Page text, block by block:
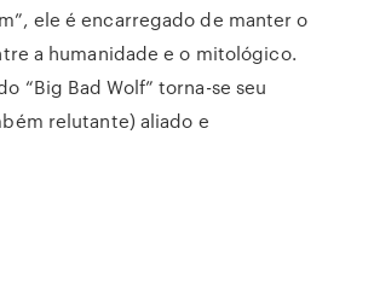
ele é encarregado de manter o
a humanidade e o mitológico.
“Big Bad Wolf” torna-se seu
relutante) aliado e